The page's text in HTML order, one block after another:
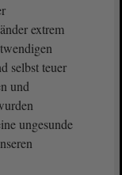
extrem
selbst teuer
und
ungesunde